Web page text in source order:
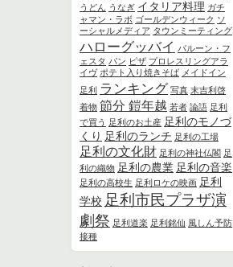
うどん うなぎ イタリア料理 ガチ
ャマン・ラボ ゴールデンウィーク ソ
ーシャルメディア タウンミーティング
ハローグッバイ バルーン・フ
ェスタ パン ピザ プロレスリングアラ
イヴ ポテト入り焼きそば メイドイン
足利 ランキング 写真 末吉利啓
着物 節分 鎧年越 若者 論語 足利
で買う 足利のお土産 足利のモノづ
くり 足利のランチ 足利の工場
足利の文化財 足利の神社仏閣 足
利の織物 足利の農業 足利の音楽
足利の高校生 足利ロケの映画 足利
学校 足利市民プラザ演
劇祭 足利道楽 足利銘仙 風しん予防
接種